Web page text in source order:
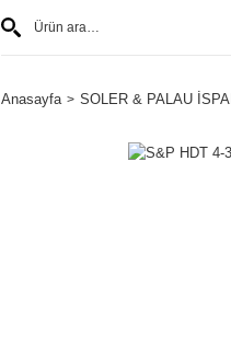
Anasayfa SOLER & PALAU